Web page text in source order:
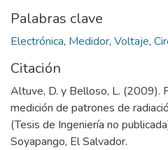
Palabras clave
Electrónica, Medidor, Voltaje,
Citación
Altuve, D. y Belloso, L. (2009).
medición de patrones de
(Tesis de Ingeniería no
Soyapango, El Salvador.